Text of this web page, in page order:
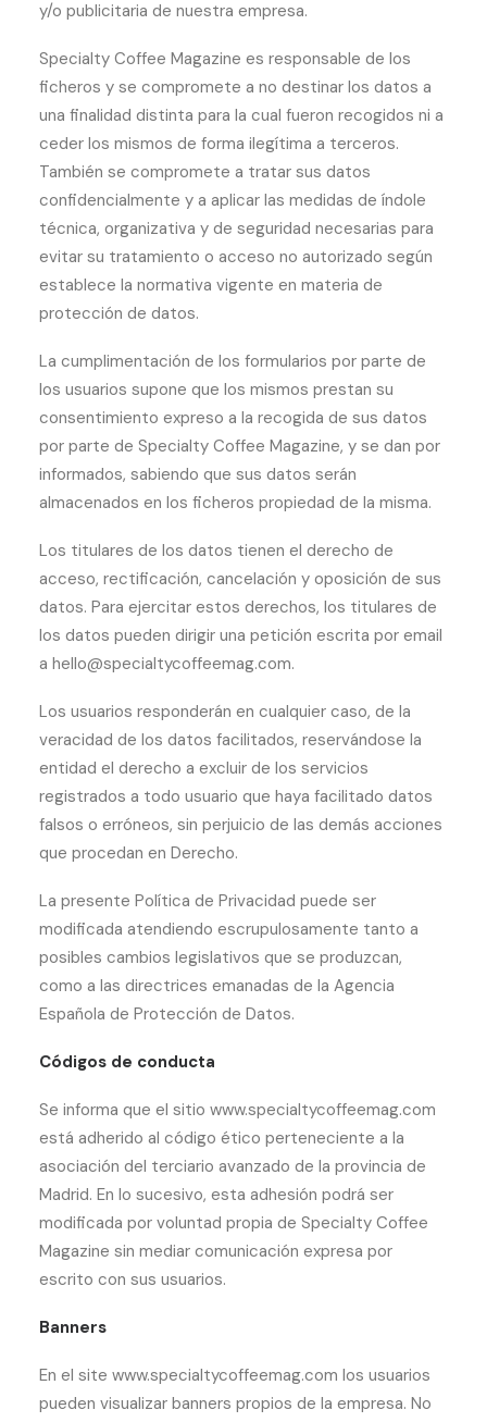
y/o publicitaria de nuestra empresa.
Specialty Coffee Magazine es responsable de los
ficheros y se compromete a no destinar los datos a
una finalidad distinta para la cual fueron recogidos ni a
ceder los mismos de forma ilegítima a terceros.
También se compromete a tratar sus datos
confidencialmente y a aplicar las medidas de índole
técnica, organizativa y de seguridad necesarias para
evitar su tratamiento o acceso no autorizado según
establece la normativa vigente en materia de
protección de datos.
La cumplimentación de los formularios por parte de
los usuarios supone que los mismos prestan su
consentimiento expreso a la recogida de sus datos
por parte de Specialty Coffee Magazine, y se dan por
informados, sabiendo que sus datos serán
almacenados en los ficheros propiedad de la misma.
Los titulares de los datos tienen el derecho de
acceso, rectificación, cancelación y oposición de sus
datos. Para ejercitar estos derechos, los titulares de
los datos pueden dirigir una petición escrita por email
a hello@specialtycoffeemag.com.
Los usuarios responderán en cualquier caso, de la
veracidad de los datos facilitados, reservándose la
entidad el derecho a excluir de los servicios
registrados a todo usuario que haya facilitado datos
falsos o erróneos, sin perjuicio de las demás acciones
que procedan en Derecho.
La presente Política de Privacidad puede ser
modificada atendiendo escrupulosamente tanto a
posibles cambios legislativos que se produzcan,
como a las directrices emanadas de la Agencia
Española de Protección de Datos.
Códigos de conducta
Se informa que el sitio www.specialtycoffeemag.com
está adherido al código ético perteneciente a la
asociación del terciario avanzado de la provincia de
Madrid. En lo sucesivo, esta adhesión podrá ser
modificada por voluntad propia de Specialty Coffee
Magazine sin mediar comunicación expresa por
escrito con sus usuarios.
Banners
En el site www.specialtycoffeemag.com los usuarios
pueden visualizar banners propios de la empresa. No